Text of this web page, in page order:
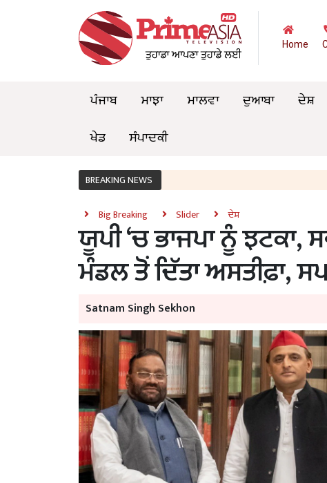
Home
ਪੰਜਾਬ ਮਾਝਾ ਮਾਲਵਾ ਦੁਆਬਾ ਦੇਸ਼
ਖੇਡ
ਸੰਪਾਦਕੀ
BREAKING NEWS
Big Breaking Slider ਦੇਸ਼
ਯੂਪੀ ‘ਚ ਭਾਜਪਾ ਨੂੰ ਝਟਕਾ,
ਮੰਡਲ ਤੋਂ ਦਿੱਤਾ ਅਸਤੀਫ਼ਾ,
Satnam Singh Sekhon